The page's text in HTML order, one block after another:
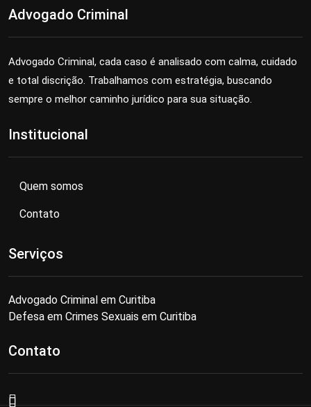
Advogado Criminal
Advogado Criminal, cada caso é analisado com calma, cuidado
e total discrição. Trabalhamos com estratégia, buscando
sempre o melhor caminho jurídico para sua situação.
Institucional
Quem somos
Contato
Serviços
Advogado Criminal em Curitiba
Defesa em Crimes Sexuais em Curitiba
Contato